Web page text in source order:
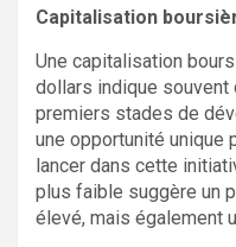
Capitalisation
Une capitalisation
dollars indique souvent
premiers stades de
une opportunité
lancer dans cette
plus faible suggère un
élevé, mais également